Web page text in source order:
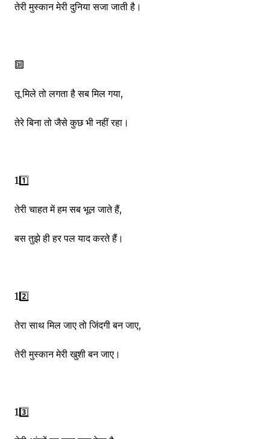
तेरी मुस्कान मेरी दुनिया सजा जाती है।
🔟
तू मिले तो लगता है सब मिल गया,
तेरे बिना तो जैसे कुछ भी नहीं रहा।
11️⃣
तेरी चाहत में हम सब भूल जाते हैं,
बस तुझे ही हर पल याद करते हैं।
12️⃣
तेरा साथ मिल जाए तो जिंदगी बन जाए,
तेरी मुस्कान मेरी खुशी बन जाए।
13️⃣